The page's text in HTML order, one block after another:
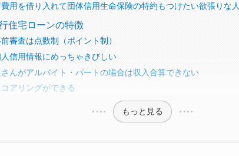
費用を借り入れて団体信用生命保険の特約もつけたい欲張りな人
住宅ローンの特徴
前審査は点数制（ポイント制）
人信用情報にめっちゃきびしい
さんがアルバイト・パートの場合は収入合算できない
コアリングができる
もっと見る